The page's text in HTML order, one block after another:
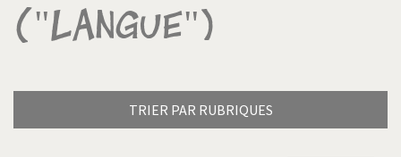
("Langue")
TRIER PAR RUBRIQUES